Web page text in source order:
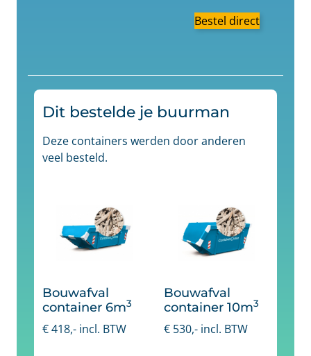
Bestel direct
Dit bestelde je buurman
Deze containers werden door anderen
veel besteld.
Bouwafval
container 6m3
€418,- incl. BTW
Bouwafval
container 10m3
€ 530,- incl. BTW